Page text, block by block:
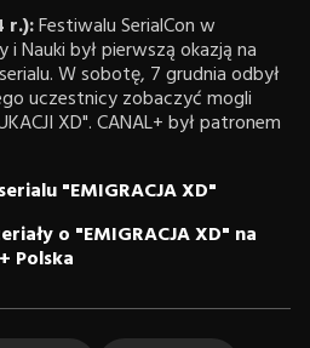
r.):Festiwalu SerialCon w
Nauki był pierwszą okazją na
W sobotę, 7 grudnia odbył
uczestnicy zobaczyć mogli
XD". CANAL+ był patronem
"EMIGRACJA XD"
o "EMIGRACJA XD" na
Polska